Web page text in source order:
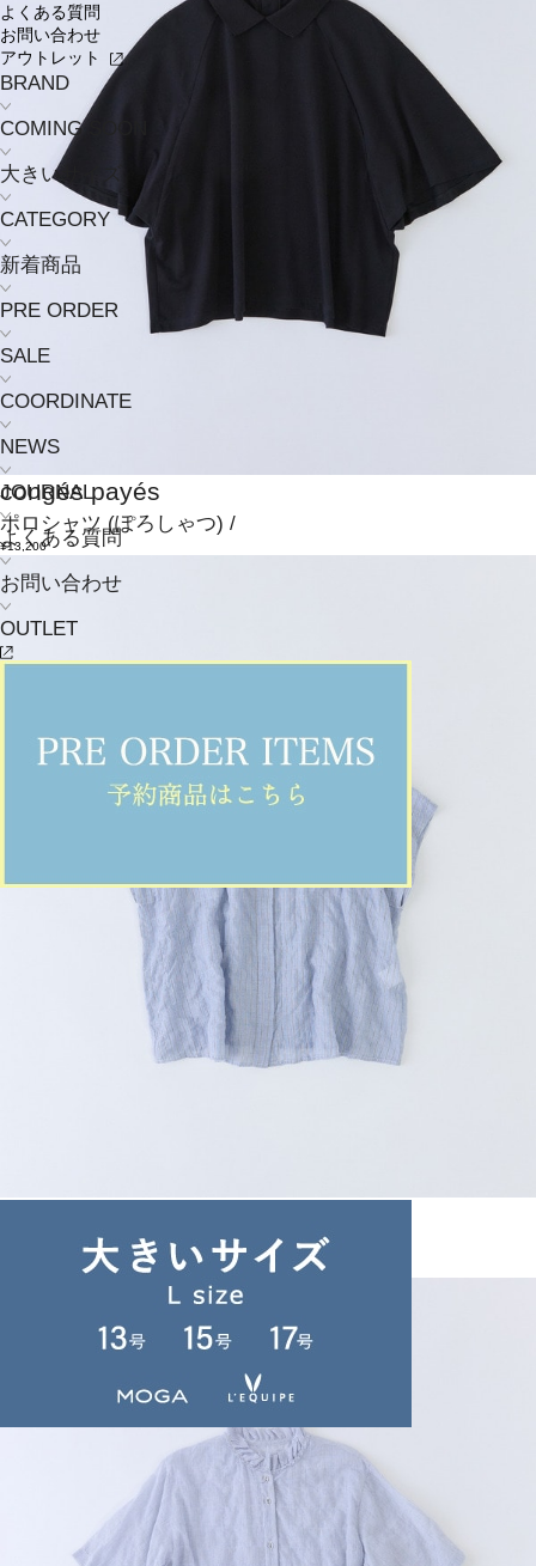
よくある質問
お問い合わせ
アウトレット
BRAND
COMING SOON
大きいサイズ
CATEGORY
新着商品
PRE ORDER
SALE
COORDINATE
NEWS
JOURNAL
よくある質問
お問い合わせ
OUTLET
congés payés
ポロシャツ(ぽろしゃつ) /
¥13,200
ブラウス(ぶらうす) /